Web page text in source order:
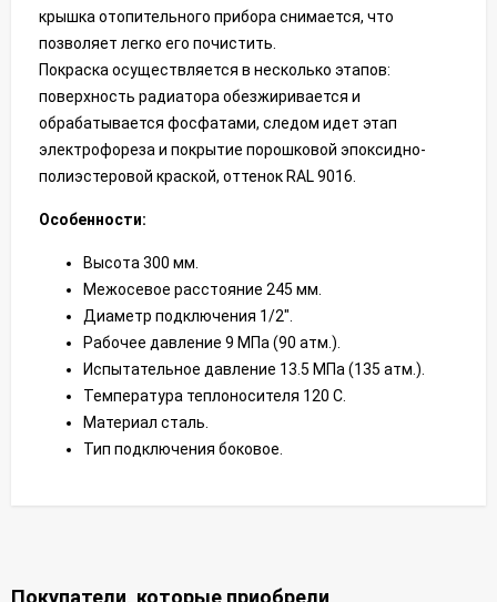
крышка отопительного прибора снимается, что
позволяет легко его почистить.
Покраска осуществляется в несколько этапов:
поверхность радиатора обезжиривается и
обрабатывается фосфатами, следом идет этап
электрофореза и покрытие порошковой эпоксидно-
полиэстеровой краской, оттенок RAL 9016.
Особенности:
Высота 300 мм.
Межосевое расстояние 245 мм.
Диаметр подключения 1/2".
Рабочее давление 9 МПа (90 атм.).
Испытательное давление 13.5 МПа (135 атм.).
Температура теплоносителя 120 С.
Материал сталь.
Тип подключения боковое.
Покупатели, которые приобрели